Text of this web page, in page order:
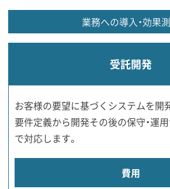
業務への導入・効果
受託開発
お客様の要望に基づくシステムを開
要件定義から開発その後の保守・運
で対応します。
費用